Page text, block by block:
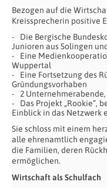
Bezogen auf die
Kreissprecherin positive
Die Bergische
Junioren aus Solingen
Eine
Wuppertal
Eine Fortsetzung des
Gründungsvorhaben
2 Unternehmerabende,
Das Projekt „Rookie“,
Einblick in das Netzwerk
Sie schloss mit einem
alle ehrenamtlich
die Familien, deren
ermöglichen.
Wirtschaft als Schulfach